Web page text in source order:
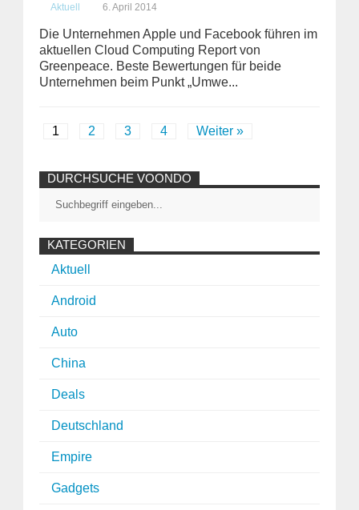
Aktuell 6. April 2014
Die Unternehmen Apple und Facebook führen im
aktuellen Cloud Computing Report von
Greenpeace. Beste Bewertungen für beide
Unternehmen beim Punkt „Umwe...
1 2 3 4 Weiter »
DURCHSUCHE VOONDO
KATEGORIEN
Aktuell
Android
Auto
China
Deals
Deutschland
Empire
Gadgets